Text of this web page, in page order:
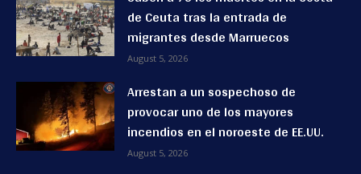
de Ceuta tras la entrada de
migrantes desde Marruecos
August 5, 2026
Arrestan a un sospechoso de
provocar uno de los mayores
incendios en el noroeste de EE.UU.
August 5, 2026